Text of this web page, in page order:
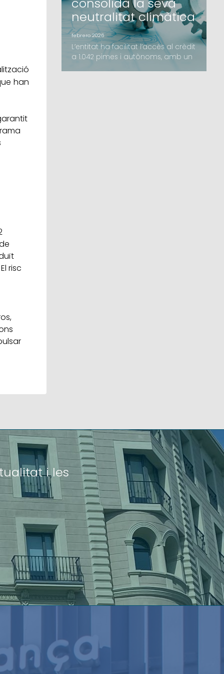
han
risc
neutralitat climàtica
febrero 2026
L’entitat ha facilitat l’accés al crèdit
a 1.042 pimes i autònoms, amb un
i les